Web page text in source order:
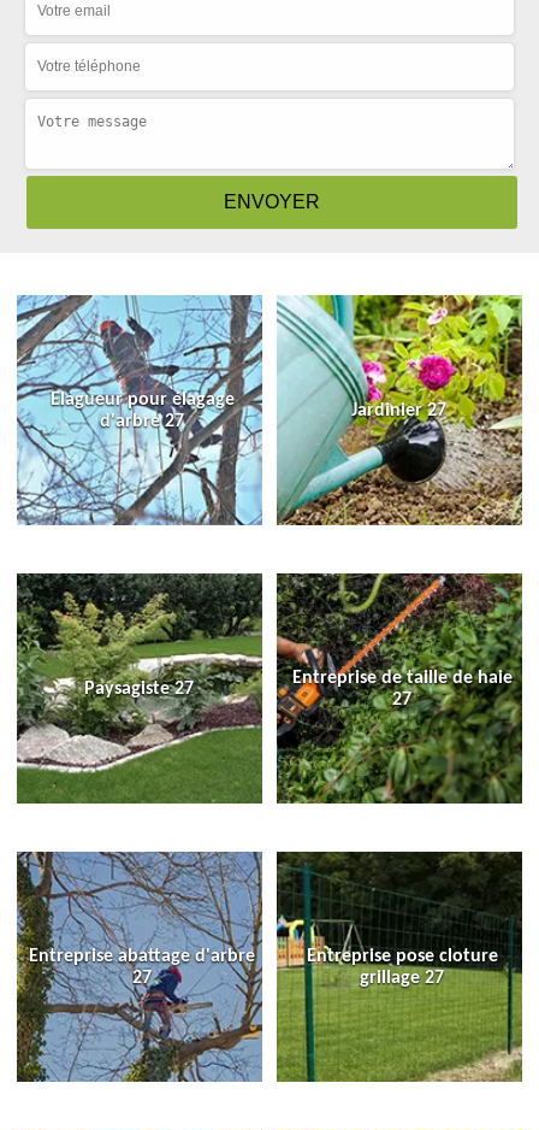
Elagueur pour élagage
d'arbre 27
Jardinier 27
Paysagiste 27
Entreprise de taille de haie
27
Entreprise abattage d'arbre
27
Entreprise pose cloture
grillage 27